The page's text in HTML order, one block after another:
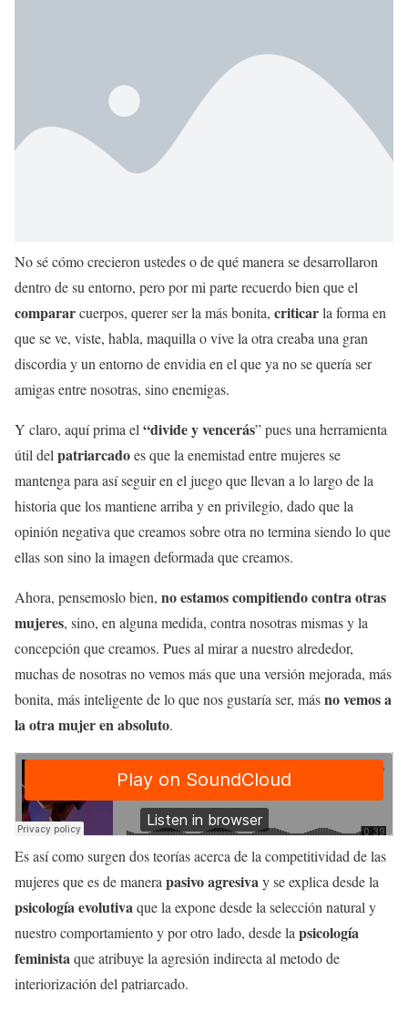
No sé cómo crecieron ustedes o de qué manera se desarrollaron
dentro de su entorno, pero por mi parte recuerdo bien que el
compararcuerpos, querer ser la más bonita, criticarla forma en
que se ve, viste, habla, maquilla o vive la otra creaba una gran
discordia y un entorno de envidia en el que ya no se quería ser
amigas entre nosotras, sino enemigas.
Y claro, aquí prima el “divide y vencerás” pues una herramienta
útil del patriarcadoes que la enemistad entre mujeres se
mantenga para así seguir en el juego que llevan a lo largo de la
historia que los mantiene arriba y en privilegio, dado que la
opinión negativa que creamos sobre otra no termina siendo lo que
ellas son sino la imagen deformada que creamos.
Ahora, pensemoslo bien, no estamos compitiendo contra otras
mujeres, sino, en alguna medida, contra nosotras mismas y la
concepción que creamos. Pues al mirar a nuestro alrededor,
muchas de nosotras no vemos más que una versión mejorada, más
bonita, más inteligente de lo que nos gustaría ser, másno vemos a
la otra mujer en absoluto.
Es así como surgen dos teorías acerca de la competitividad de las
mujeres que es de manera pasivo agresivay se explica desde la
psicología evolutivaque la expone desde la selección natural y
nuestro comportamiento y por otro lado, desde la psicología
feministaque atribuye la agresión indirecta al metodo de
interiorización del patriarcado.